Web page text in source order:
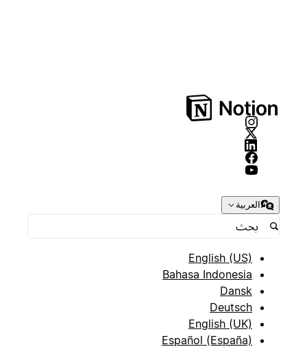
العربية
English (US)
Bahasa Indonesia
Dansk
Deutsch
English (UK)
Español (España)